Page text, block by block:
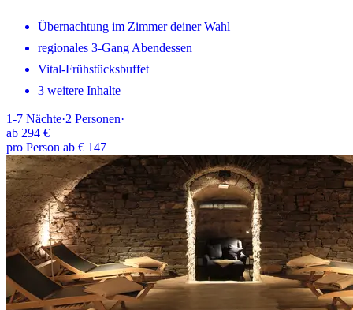
Übernachtung im Zimmer deiner Wahl
regionales 3-Gang Abendessen
Vital-Frühstücksbuffet
3 weitere Inhalte
1-7 Nächte·2 Personen·
ab 294 €
pro Person ab € 147